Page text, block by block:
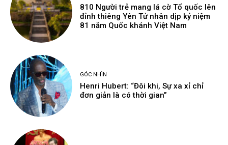
810 Người trẻ mang lá cờ Tổ quốc lên
đỉnh thiêng Yên Tử nhân dịp kỷ niệm
81 năm Quốc khánh Việt Nam
GÓC NHÌN
Henri Hubert: “Đôi khi, Sự xa xỉ chỉ
đơn giản là có thời gian”